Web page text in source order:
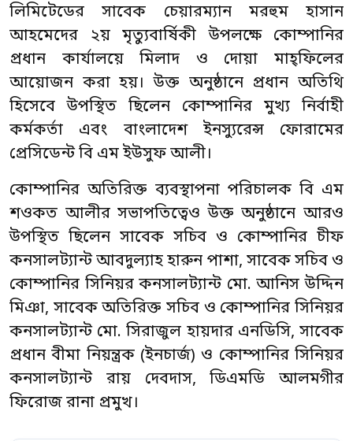
লিমিটেডের সাবেক চেয়ারম্যান মরহুম হাসান
আহমেদের ২য় মৃত্যুবার্ষিকী উপলক্ষে কোম্পানির
প্রধান কার্যালয়ে মিলাদ ও দোয়া মাহ্ফিলের
আয়োজন করা হয়। উক্ত অনুষ্ঠানে প্রধান অতিথি
হিসেবে উপস্থিত ছিলেন কোম্পানির মুখ্য নির্বাহী
কর্মকর্তা এবং বাংলাদেশ ইনস্যুরেন্স ফোরামের
প্রেসিডেন্ট বি এম ইউসুফ আলী।
কোম্পানির অতিরিক্ত ব্যবস্থাপনা পরিচালক বি এম
শওকত আলীর সভাপতিত্বেও উক্ত অনুষ্ঠানে আরও
উপস্থিত ছিলেন সাবেক সচিব ও কোম্পানির চীফ
কনসালট্যান্ট আবদুল্যাহ হারুন পাশা, সাবেক সচিব ও
কোম্পানির সিনিয়র কনসালট্যান্ট মো. আনিস উদ্দিন
মিঞা, সাবেক অতিরিক্ত সচিব ও কোম্পানির সিনিয়র
কনসালট্যান্ট মো. সিরাজুল হায়দার এনডিসি, সাবেক
প্রধান বীমা নিয়ন্ত্রক (ইনচার্জ) ও কোম্পানির সিনিয়র
কনসালট্যান্ট রায় দেবদাস, ডিএমডি আলমগীর
ফিরোজ রানা প্রমুখ।